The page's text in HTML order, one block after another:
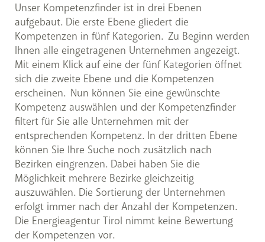
Unser Kompetenzfinder ist in drei Ebenen
aufgebaut. Die erste Ebene gliedert die
Kompetenzen in fünf Kategorien. Zu Beginn werden
Ihnen alle eingetragenen Unternehmen angezeigt.
Mit einem Klick auf eine der fünf Kategorien öffnet
sich die zweite Ebene und die Kompetenzen
erscheinen. Nun können Sie eine gewünschte
Kompetenz auswählen und der Kompetenzfinder
filtert für Sie alle Unternehmen mit der
entsprechenden Kompetenz. In der dritten Ebene
können Sie Ihre Suche noch zusätzlich nach
Bezirken eingrenzen. Dabei haben Sie die
Möglichkeit mehrere Bezirke gleichzeitig
auszuwählen. Die Sortierung der Unternehmen
erfolgt immer nach der Anzahl der Kompetenzen.
Die Energieagentur Tirol nimmt keine Bewertung
der Kompetenzen vor.